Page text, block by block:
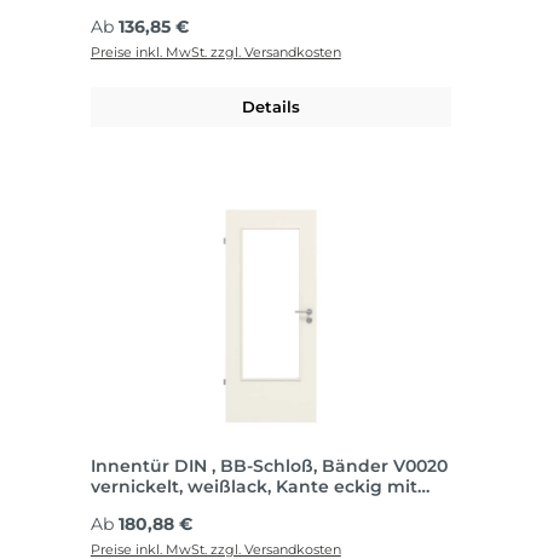
Regulärer Preis:
Ab 136,85 €
Preise inkl. MwSt. zzgl. Versandkosten
Details
Innentür DIN , BB-Schloß, Bänder V0020
vernickelt, weißlack, Kante eckig mit
Regulärer Preis:
Ab 180,88 €
Preise inkl. MwSt. zzgl. Versandkosten